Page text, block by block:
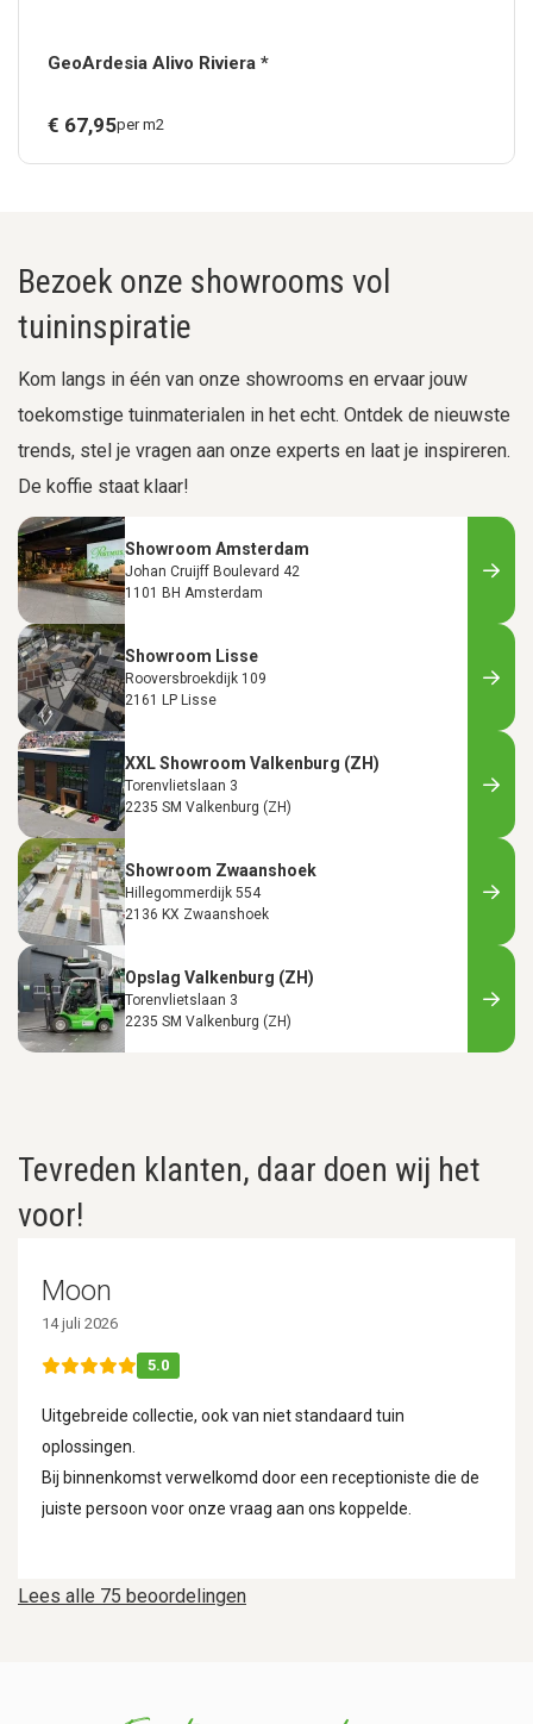
GeoArdesia Alivo Riviera *
€ 67,95per m2
Bezoek onze showrooms vol
tuininspiratie
Kom langs in één van onze showrooms en ervaar jouw
toekomstige tuinmaterialen in het echt. Ontdek de nieuwste
trends, stel je vragen aan onze experts en laat je inspireren.
De koffie staat klaar!
Showroom Amsterdam
Johan Cruijff Boulevard 42
1101 BH Amsterdam
Showroom Lisse
Rooversbroekdijk 109
2161 LP Lisse
XXL Showroom Valkenburg (ZH)
Torenvlietslaan 3
2235 SM Valkenburg (ZH)
Showroom Zwaanshoek
Hillegommerdijk 554
2136 KX Zwaanshoek
Opslag Valkenburg (ZH)
Torenvlietslaan 3
2235 SM Valkenburg (ZH)
Tevreden klanten, daar doen wij het
voor!
Lees alle 75 beoordelingen
Moon
14 juli 2026
5.0
Uitgebreide collectie, ook van niet standaard tuin
oplossingen.
Bij binnenkomst verwelkomd door een receptioniste die de
juiste persoon voor onze vraag aan ons koppelde.